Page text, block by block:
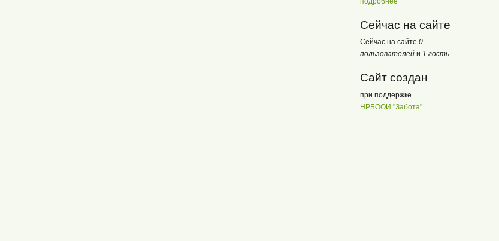
Сейчас на сайте
Сейчас на сайте 0
пользователей и 1 гость
Сайт создан
при поддержке
НРБООИ "Забота"